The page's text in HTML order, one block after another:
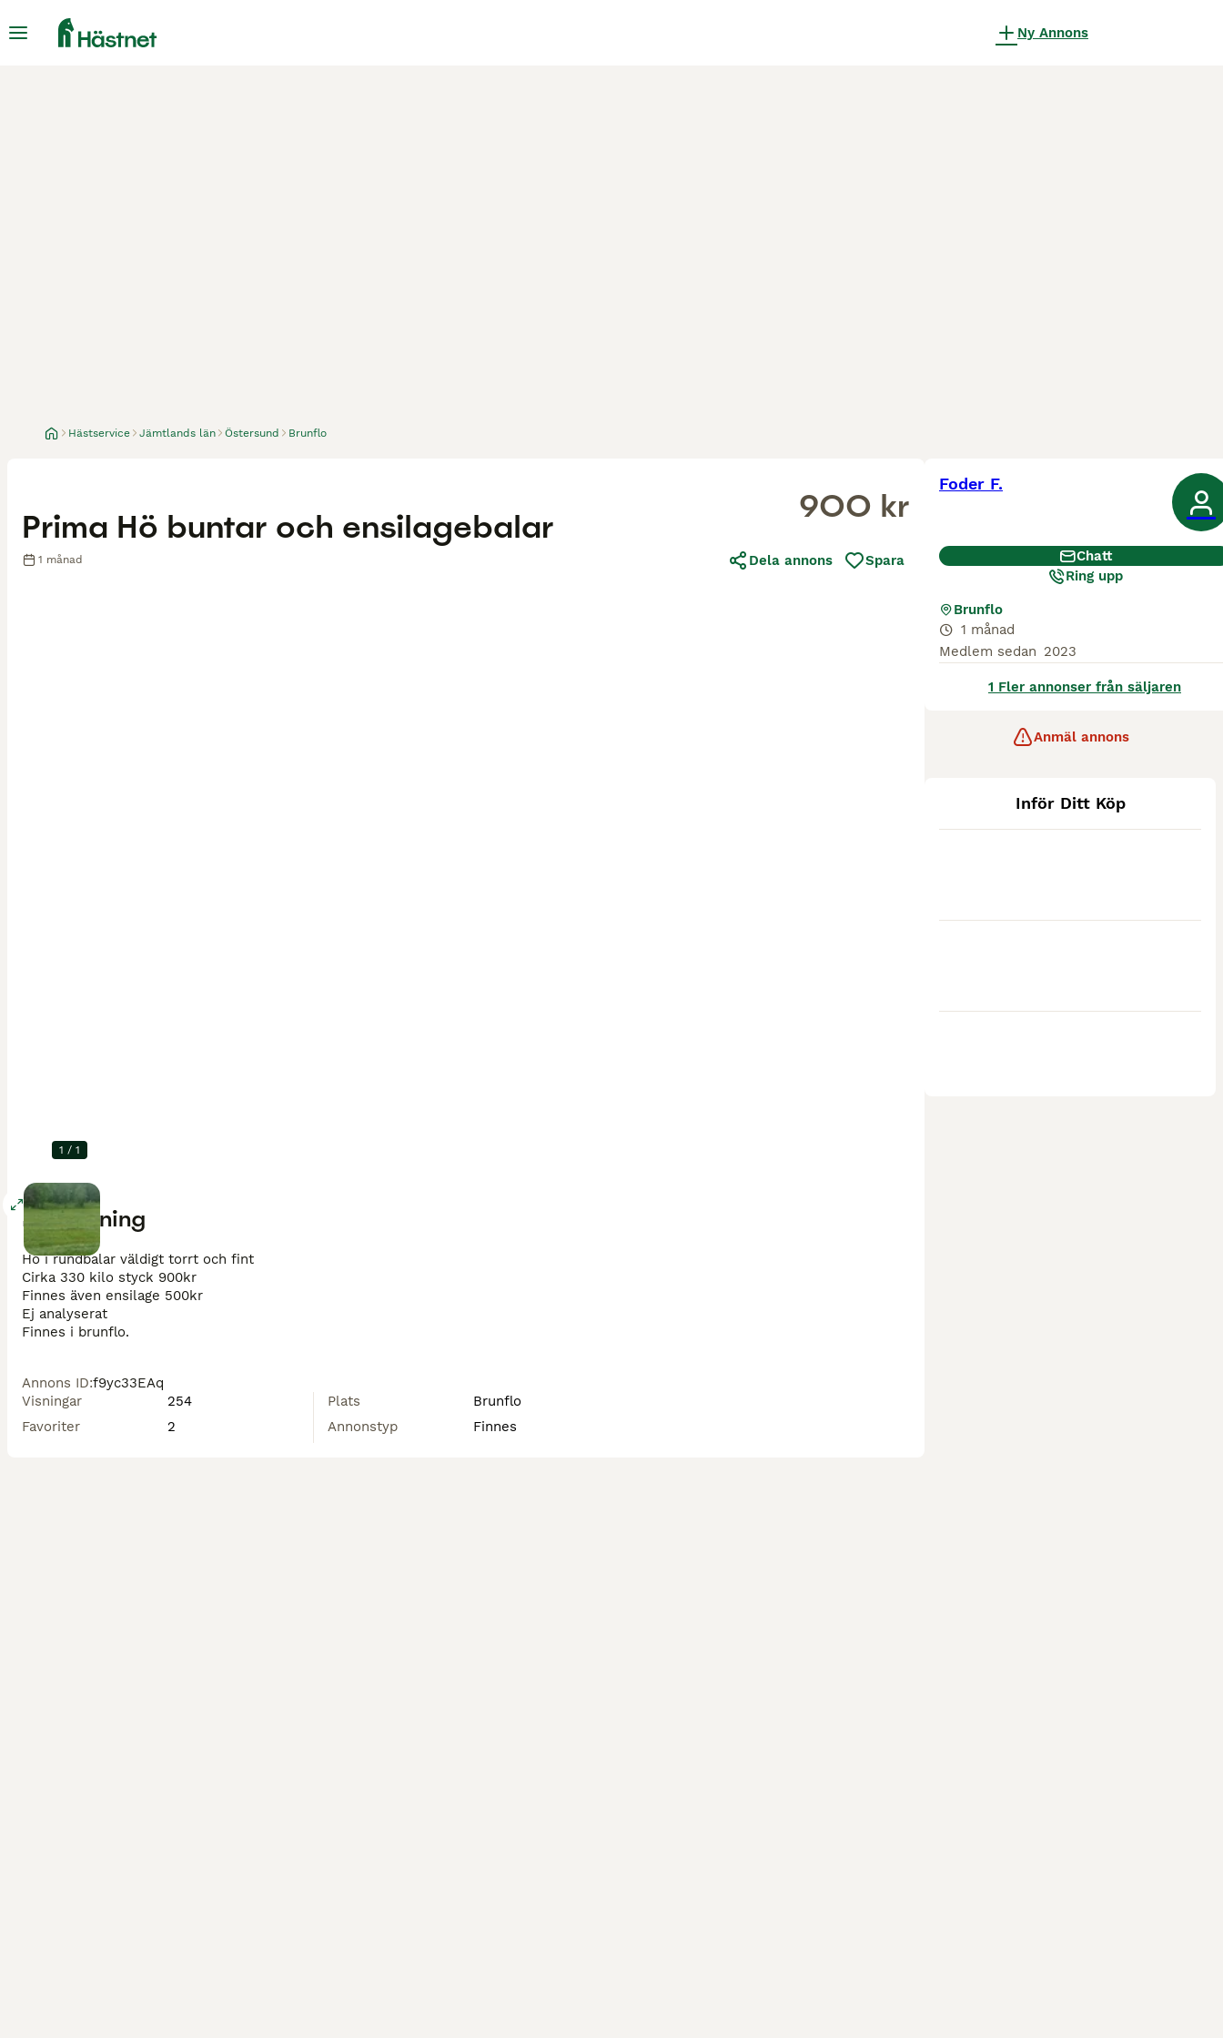
Ny Annons
Hästservice Jämtlands län Östersund Brunflo
Förstora
1 / 1
Prima Hö buntar och ensilagebalar
1 månad
900 kr
Dela annons Spara
Beskrivning
Hö i rundbalar väldigt torrt och fint
Cirka 330 kilo styck 900kr
Finnes även ensilage 500kr
Ej analyserat
Annons ID:f9yc33EAq
Visningar
254
Favoriter
2
Plats
Brunflo
Annonstyp
Finnes
Foder F.
Chatt
Ring upp
Brunflo
1 månad
Medlem sedan 2023
1 Fler annonser från säljaren
Anmäl annons
Inför Ditt Köp